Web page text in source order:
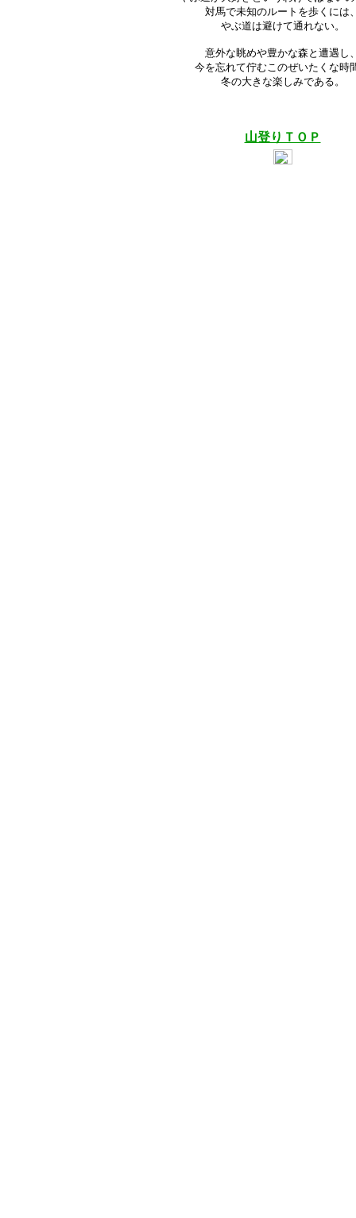
対馬で未知のルートを歩くには
やぶ道は避けて通れない。
意外な眺めや豊かな森と遭遇し
今を忘れて佇むこのぜいたくな時
冬の大きな楽しみである。
山登りＴＯＰ